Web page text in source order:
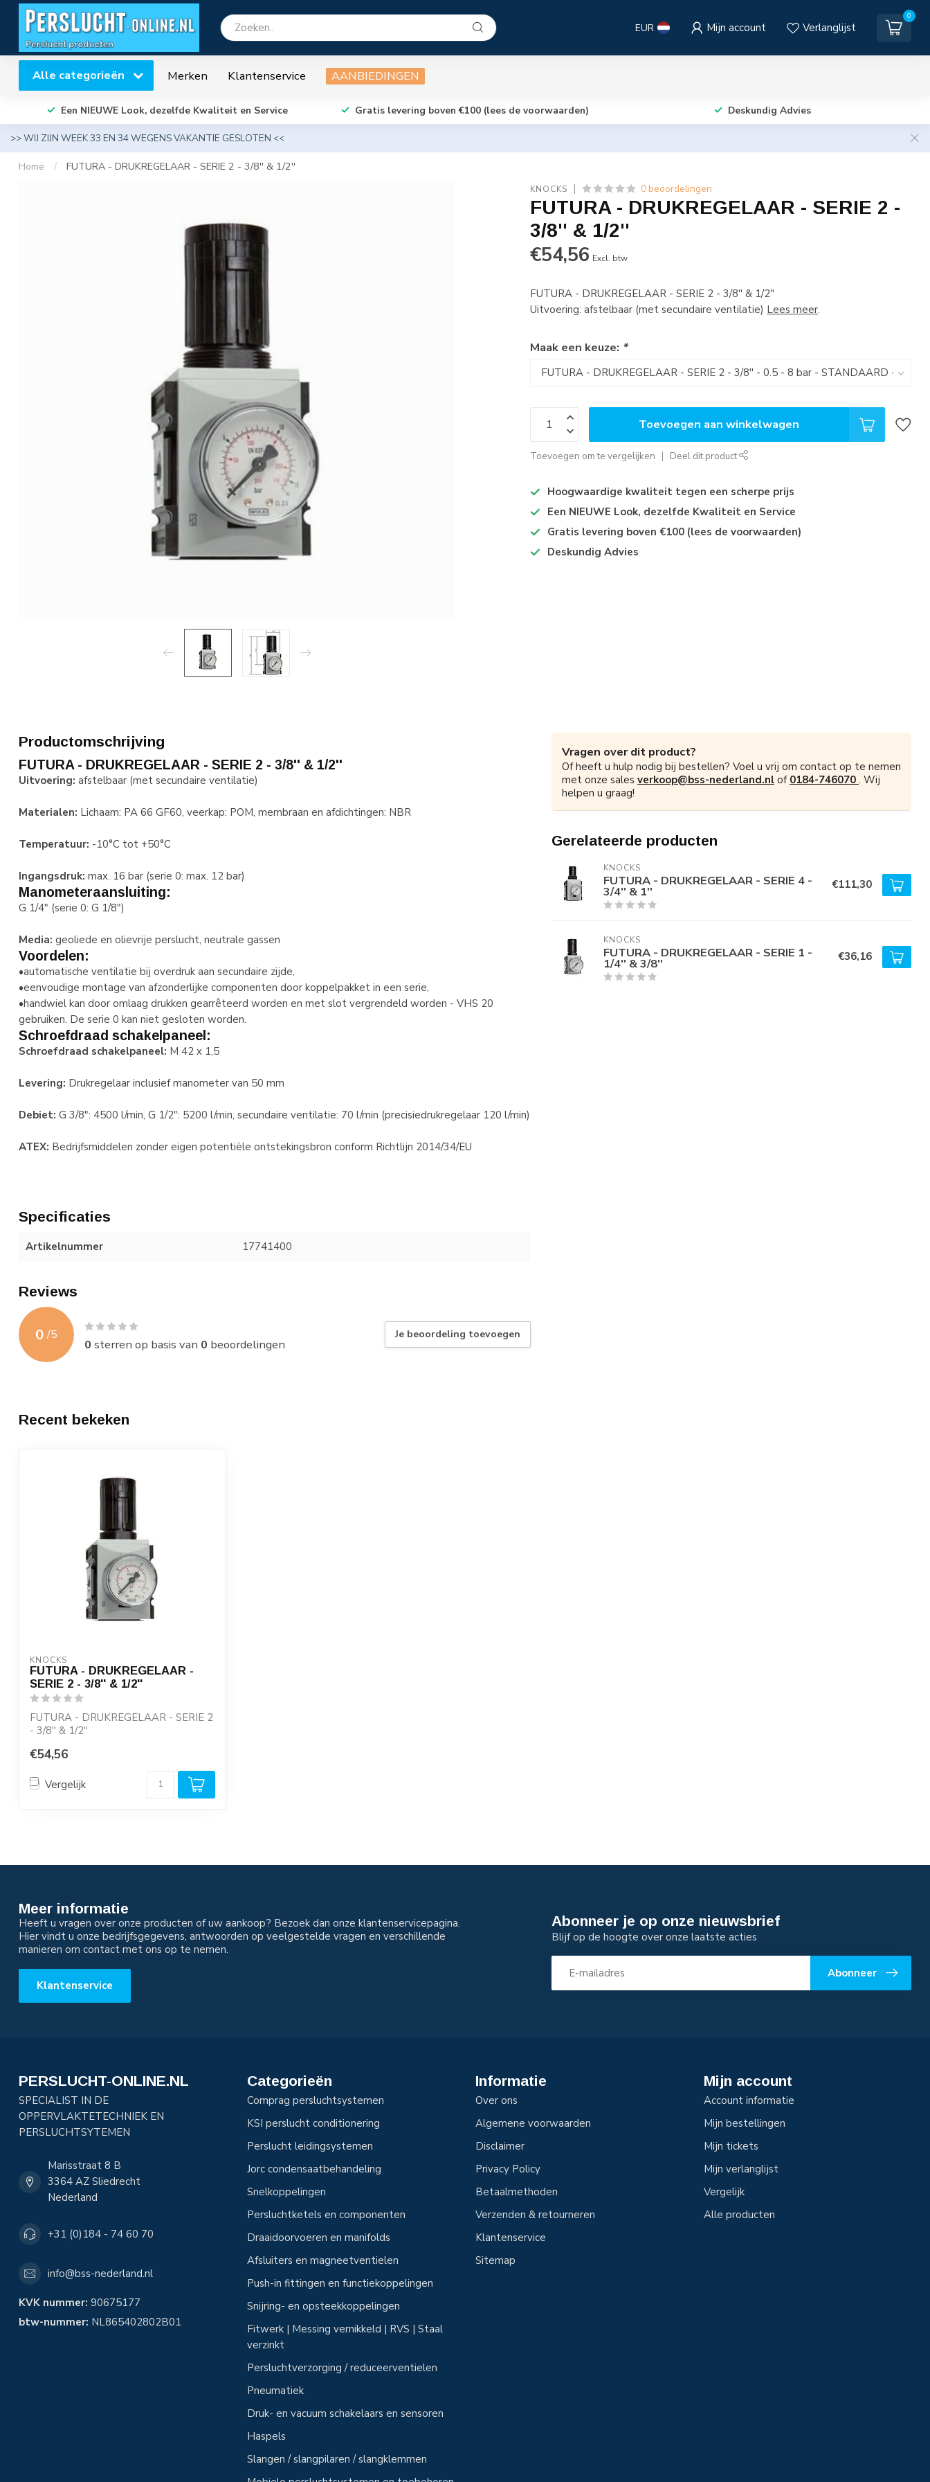
EUR Mijn account Verlanglijst
0
Alle categorieën Merken Klantenservice AANBIEDINGEN
Een NIEUWE Look, dezelfde Kwaliteit en Service Gratis levering boven €100 (lees de voorwaarden) Deskundig Advies
>> WIJ ZIJN WEEK 33 EN 34 WEGENS VAKANTIE GESLOTEN <<
Home / FUTURA - DRUKREGELAAR - SERIE 2 - 3/8'' & 1/2''
KNOCKS 0 beoordelingen
FUTURA - DRUKREGELAAR - SERIE 2 -
3/8'' & 1/2''
€54,56 Excl. btw
FUTURA - DRUKREGELAAR - SERIE 2 - 3/8'' & 1/2''
Uitvoering: afstelbaar (met secundaire ventilatie) Lees meer.
Maak een keuze: *
Toevoegen aan winkelwagen
Toevoegen om te vergelijken Deel dit product
Hoogwaardige kwaliteit tegen een scherpe prijs
Een NIEUWE Look, dezelfde Kwaliteit en Service
Gratis levering boven €100 (lees de voorwaarden)
Deskundig Advies
Productomschrijving
FUTURA - DRUKREGELAAR - SERIE 2 - 3/8'' & 1/2''
Uitvoering: afstelbaar (met secundaire ventilatie)
Materialen: Lichaam: PA 66 GF60, veerkap: POM, membraan en afdichtingen: NBR
Temperatuur: -10°C tot +50°C
Ingangsdruk: max. 16 bar (serie 0: max. 12 bar)
Manometeraansluiting:
G 1/4" (serie 0: G 1/8")
Media: geoliede en olievrije perslucht, neutrale gassen
Voordelen:
•automatische ventilatie bij overdruk aan secundaire zijde,
•eenvoudige montage van afzonderlijke componenten door koppelpakket in een serie,
•handwiel kan door omlaag drukken gearrêteerd worden en met slot vergrendeld worden - VHS 20
gebruiken. De serie 0 kan niet gesloten worden.
Schroefdraad schakelpaneel:
Schroefdraad schakelpaneel: M 42 x 1,5
Levering: Drukregelaar inclusief manometer van 50 mm
Debiet: G 3/8": 4500 l/min, G 1/2": 5200 l/min, secundaire ventilatie: 70 l/min (precisiedrukregelaar 120 l/min)
ATEX: Bedrijfsmiddelen zonder eigen potentiële ontstekingsbron conform Richtlijn 2014/34/EU
Specificaties
Artikelnummer 17741400
Reviews
0 /5
0 sterren op basis van 0 beoordelingen
Je beoordeling toevoegen
Vragen over dit product?
Of heeft u hulp nodig bij bestellen? Voel u vrij om contact op te nemen
met onze sales verkoop@bss-nederland.nl of 0184-746070 . Wij
helpen u graag!
Gerelateerde producten
KNOCKS
FUTURA - DRUKREGELAAR - SERIE 4 -
3/4'' & 1'' €111,30
KNOCKS
FUTURA - DRUKREGELAAR - SERIE 1 -
1/4'' & 3/8'' €36,16
Recent bekeken
KNOCKS
FUTURA - DRUKREGELAAR -
SERIE 2 - 3/8'' & 1/2''
FUTURA - DRUKREGELAAR - SERIE 2
- 3/8'' & 1/2''
€54,56
Vergelijk
Meer informatie
Heeft u vragen over onze producten of uw aankoop? Bezoek dan onze klantenservicepagina.
Hier vindt u onze bedrijfsgegevens, antwoorden op veelgestelde vragen en verschillende
manieren om contact met ons op te nemen.
Klantenservice
Abonneer je op onze nieuwsbrief
Blijf op de hoogte over onze laatste acties
Abonneer
PERSLUCHT-ONLINE.NL
SPECIALIST IN DE
OPPERVLAKTETECHNIEK EN
PERSLUCHTSYTEMEN
Marisstraat 8 B
3364 AZ Sliedrecht
Nederland
+31 (0)184 - 74 60 70
info@bss-nederland.nl
KVK nummer: 90675177
btw-nummer: NL865402802B01
Categorieën
Comprag persluchtsystemen
KSI perslucht conditionering
Perslucht leidingsystemen
Jorc condensaatbehandeling
Snelkoppelingen
Persluchtketels en componenten
Draaidoorvoeren en manifolds
Afsluiters en magneetventielen
Push-in fittingen en functiekoppelingen
Snijring- en opsteekkoppelingen
Fitwerk | Messing vernikkeld | RVS | Staal
verzinkt
Persluchtverzorging / reduceerventielen
Pneumatiek
Druk- en vacuum schakelaars en sensoren
Haspels
Slangen / slangpilaren / slangklemmen
Informatie
Over ons
Algemene voorwaarden
Disclaimer
Privacy Policy
Betaalmethoden
Verzenden & retourneren
Klantenservice
Sitemap
Mijn account
Account informatie
Mijn bestellingen
Mijn tickets
Mijn verlanglijst
Vergelijk
Alle producten